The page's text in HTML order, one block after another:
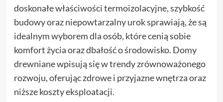
doskonałe właściwości termoizolacyjne, szybkość
budowy oraz niepowtarzalny urok sprawiają, że są
idealnym wyborem dla osób, które cenią sobie
komfort życia oraz dbałość o środowisko. Domy
drewniane wpisują się w trendy zrównoważonego
rozwoju, oferując zdrowe i przyjazne wnętrza oraz
niższe koszty eksploatacji.